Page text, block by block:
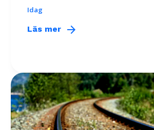
Idag
Läs mer arrow_forward